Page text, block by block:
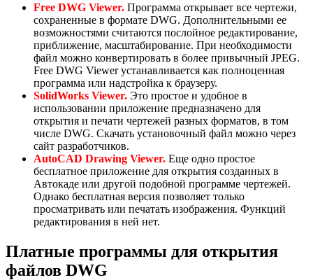
Free DWG Viewer. Программа открывает все чертежи,
сохраненные в формате DWG. Дополнительными ее
возможностями считаются послойное редактирование,
приближение, масштабирование. При необходимости
файл можно конвертировать в более привычный JPEG.
Free DWG Viewer устанавливается как полноценная
программа или надстройка к браузеру.
SolidWorks Viewer. Это простое и удобное в
использовании приложение предназначено для
открытия и печати чертежей разных форматов, в том
числе DWG. Скачать установочный файл можно через
сайт разработчиков.
AutoCAD Drawing Viewer. Еще одно простое
бесплатное приложение для открытия созданных в
Автокаде или другой подобной программе чертежей.
Однако бесплатная версия позволяет только
просматривать или печатать изображения. Функций
редактирования в ней нет.
Платные программы для открытия
файлов DWG